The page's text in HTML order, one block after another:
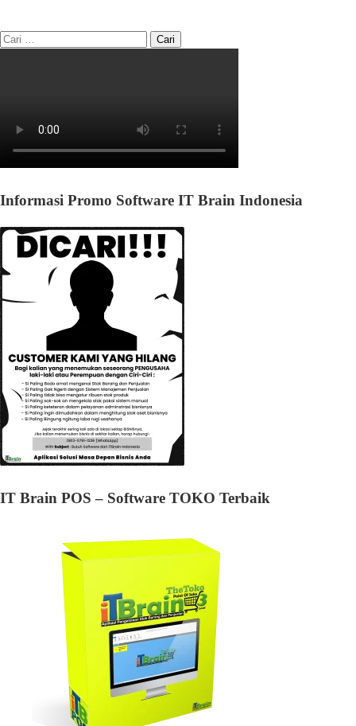
Informasi Promo Software IT Brain Indonesia
IT Brain POS – Software TOKO Terbaik